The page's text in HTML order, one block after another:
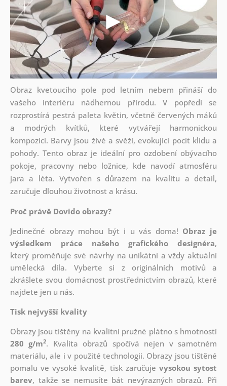
Obraz kvetoucího pole pod letním nebem přináší do
vašeho interiéru nádhernou přírodu. V popředí se
rozprostírá pestrá paleta květin, včetně červených máků
a modrých kvítků, které vytvářejí harmonickou
kompozici. Barvy jsou živé a svěží, evokující pocit klidu a
pohody. Tento obraz je ideální pro ozdobení obývacího
pokoje, pracovny nebo ložnice, kde navodí atmosféru
jara a léta. Vytvořen s důrazem na kvalitu a detail,
zaručuje dlouhou životnost a krásu.
Proč právě Dovido obrazy?
Jedinečné obrazy mohou být i u vás doma! Obraz je
výsledkem práce našeho grafického designéra,
který proměňuje své návrhy na unikátní a vždy aktuální
umělecká díla. Vyberte si z originálních motivů a
zkrášlete svou domácnost prostřednictvím obrazů, které
najdete jen u nás.
Tisk nejvyšší kvality
Obrazy jsou tištěny na kvalitní pružné plátno s hmotností
280 g/m2. Kvalita obrazů spočívá nejen v samotném
materiálu, ale i v použité technologii. Obrazy jsou tištěné
pomalu ve vysoké kvalitě, tisk zaručuje vysokou sytost
barev, takže se nemusíte bát nevýrazných obrazů. Při